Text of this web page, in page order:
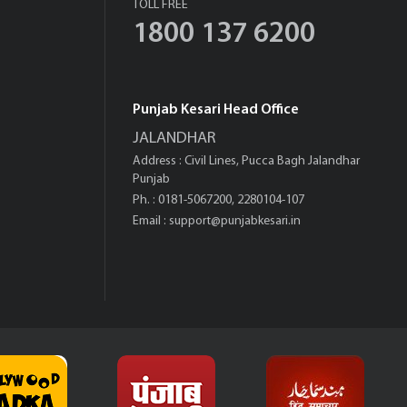
TOLL FREE
1800 137 6200
Punjab Kesari Head Office
JALANDHAR
Address : Civil Lines, Pucca Bagh Jalandhar
Punjab
Ph. : 0181-5067200, 2280104-107
Email : support@punjabkesari.in